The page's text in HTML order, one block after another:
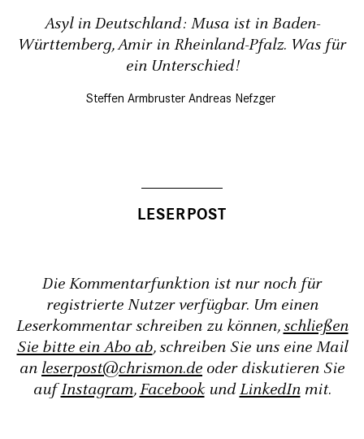
Asyl in Deutschland: Musa ist in Baden-
Württemberg, Amir in Rheinland-Pfalz. Was für
ein Unterschied!
Steffen Armbruster Andreas Nefzger
Die Kommentarfunktion ist nur noch für
registrierte Nutzer verfügbar. Um einen
Leserkommentar schreiben zu können,schließen
Sie bitte ein Abo ab, schreiben Sie uns eine Mail
an leserpost@chrismon.de oder diskutieren Sie
aufInstagram,FacebookundLinkedInmit.